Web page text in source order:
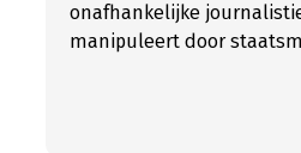
onafhankelijke
manipuleert door